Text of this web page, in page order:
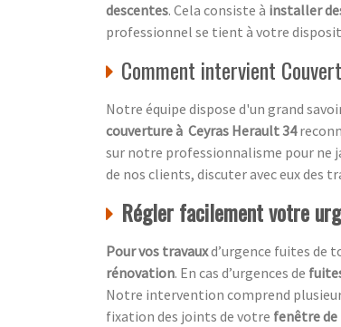
descentes. Cela consiste à installer
professionnel se tient à votre
Comment intervient
Notre équipe dispose d'un grand
couverture à Ceyras Herault 34
sur notre professionnalisme pour ne
de nos clients, discuter avec eux des
Régler facilement votre
Pour vos travauxd’urgence fuites de
rénovation. En cas d’urgences de
Notre intervention comprend
fixation des joints de votre fenêtre